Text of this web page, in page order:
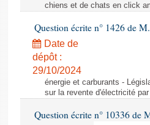
chiens et de chats en click
Question écrite n° 1426 de
Date de
dépôt :
29/10/2024
énergie et carburants -
sur la revente d'électricité
Question écrite n° 10336 de